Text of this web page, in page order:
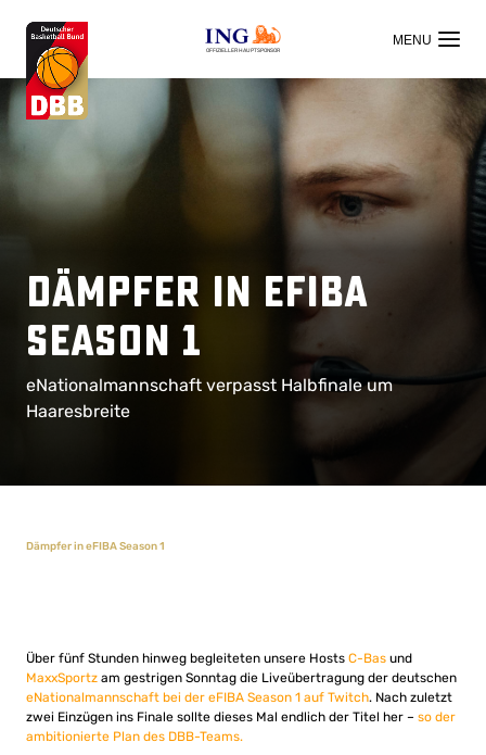
OFFIZIELLER HAUPTSPONSOR
Dämpfer in eFIBA
Season 1
eNationalmannschaft verpasst Halbfinale um
Haaresbreite
Dämpfer in eFIBA Season 1
Über fünf Stunden hinweg begleiteten unsere Hosts C-Bas und
MaxxSportz am gestrigen Sonntag die Liveübertragung der deutschen
eNationalmannschaft bei der eFIBA Season 1 auf Twitch. Nach zuletzt
zwei Einzügen ins Finale sollte dieses Mal endlich der Titel her – so der
ambitionierte Plan des DBB-Teams.